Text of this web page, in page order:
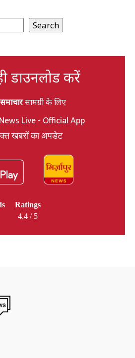
Search
डाउनलोड करें
समाचारसामग्री के लिए
Live - Official App
खबरों का अपडेट
Ratings
4.4 / 5